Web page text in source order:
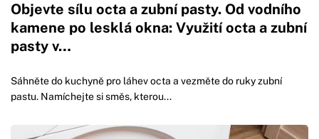
Objevte sílu octa a zubní pasty. Od vodního
kamene po lesklá okna: Využití octa a zubní
pasty v…
Sáhněte do kuchyně pro láhev octa a vezměte do ruky zubní
pastu. Namíchejte si směs, kterou...